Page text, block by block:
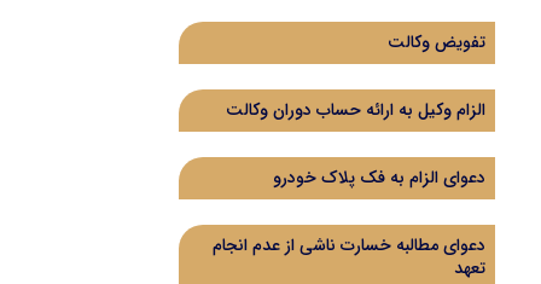
تفویض وکالت
الزام وکیل به ارائه حساب دوران وکالت
دعوای الزام به فک پلاک خودرو
دعوای مطالبه خسارت ناشی از عدم انجام
تعهد